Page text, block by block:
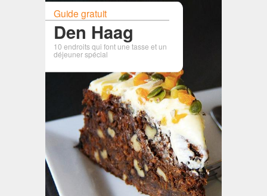
Guide gratuit
Den Haag
10 endroits qui font une tasse et un
déjeuner spécial